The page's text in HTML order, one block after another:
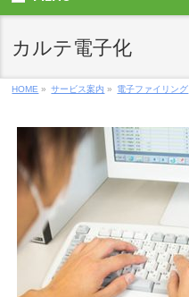
カルテ電子化
HOME » サービス案内 » 電子ファイリング